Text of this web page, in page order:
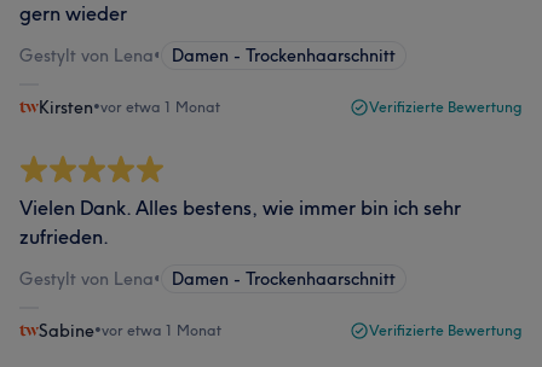
gern wieder
Gestylt von Lena• Damen - Trockenhaarschnitt
Kirsten•vor etwa 1 Monat Verifizierte Bewertung
Vielen Dank. Alles bestens, wie immer bin ich sehr
zufrieden.
Gestylt von Lena• Damen - Trockenhaarschnitt
Sabine•vor etwa 1 Monat Verifizierte Bewertung